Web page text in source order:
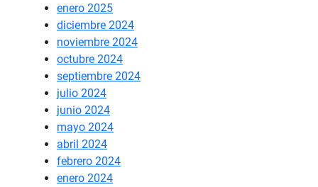
enero 2025
diciembre 2024
noviembre 2024
octubre 2024
septiembre 2024
julio 2024
junio 2024
mayo 2024
abril 2024
febrero 2024
enero 2024